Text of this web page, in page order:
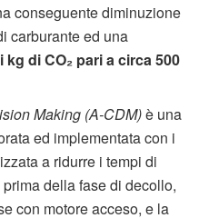
conseguente diminuzione
carburante ed una
di CO₂ pari a circa 500
Making (A-CDM)è una
ed implementata con i
a ridurre i tempi di
della fase di decollo,
con motore acceso, e la